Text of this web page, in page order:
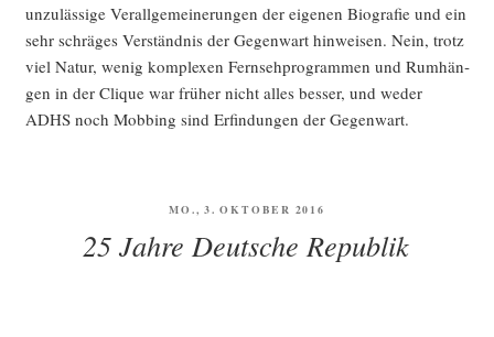
unzu­läs­si­ge Ver­all­ge­mei­ne­run­gen der eige­nen Bio­gra­fie und ein
sehr schrä­ges Ver­ständ­nis der Gegen­wart hin­wei­sen. Nein, trotz
viel Natur, wenig kom­ple­xen Fern­seh­pro­gram­men und Rum­hän­
gen in der Cli­que war frü­her nicht alles bes­ser, und weder
ADHS noch Mob­bing sind Erfin­dun­gen der Gegenwart.
VERÖFFENTLICHT
MO., 3. OKTOBER 2016
25 Jahre Deutsche Republik